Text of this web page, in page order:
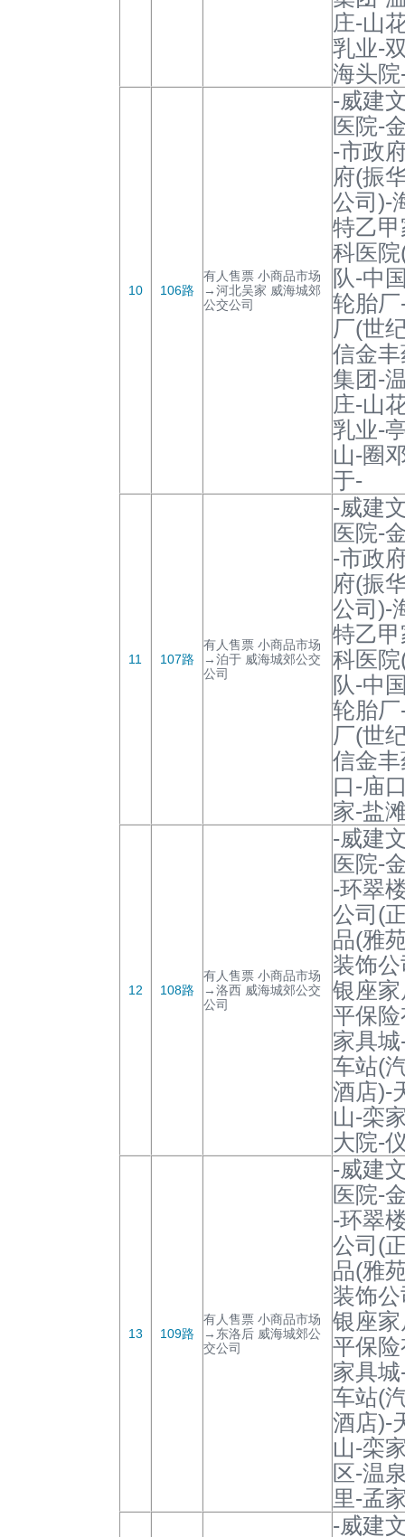
庄-山
乳业-
海头
10 106路
有人售票 小商品市场
→河北吴家 威海城郊
公交公司
-威建
医院-
-市政
府(振
公司)-
特乙
科医
队-中
轮胎
厂(世
信金
集团-
庄-山
乳业-
山-圈
于-
11 107路
有人售票 小商品市场
→泊于 威海城郊公交
公司
-威建
医院-
-市政
府(振
公司)-
特乙
科医
队-中
轮胎
厂(世
信金
口-庙
家-盐
12 108路
有人售票 小商品市场
→洛西 威海城郊公交
公司
-威建
医院-
-环翠
公司(
品(雅
装饰
银座
平保
家具
车站(
酒店)-
山-栾
大院-
13 109路
有人售票 小商品市场
→东洛后 威海城郊公
交公司
-威建
医院-
-环翠
公司(
品(雅
装饰
银座
平保
家具
车站(
酒店)-
山-栾
区-温
里-孟
-威建